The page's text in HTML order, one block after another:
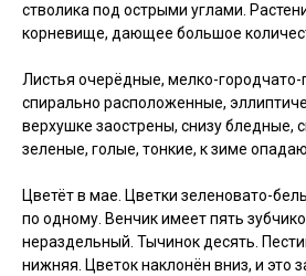
стволика под острыми углами.
корневище, дающее большое
Листья очерёдные, мелко-
спирально расположенные,
верхушке заострены, снизу бледные,
зеленые, голые, тонкие, к зиме
Цветёт в мае. Цветки зеленовато-
по одному. Венчик имеет пять
нераздельный. Тычинок десять.
нижняя. Цветок наклонён вниз, и это